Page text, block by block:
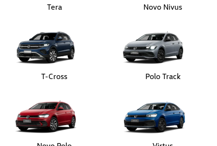
Tera Novo Nivus
T-Cross Polo Track